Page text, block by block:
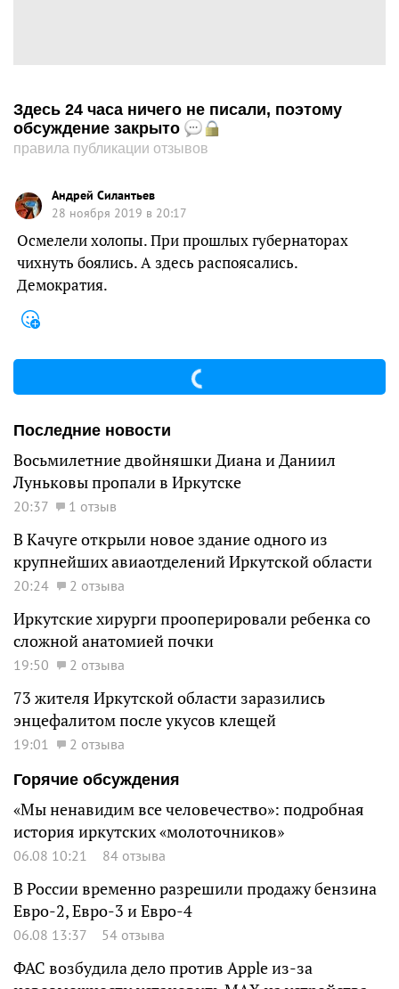
Здесь 24 часа ничего не писали, поэтому
обсуждение закрыто
правила публикации отзывов
Андрей Силантьев
28 ноября 2019 в 20:17
Осмелели холопы. При прошлых губернаторах
чихнуть боялись. А здесь распоясались.
Демократия.
Последние новости
Восьмилетние двойняшки Диана и Даниил
Луньковы пропали в Иркутске
20:37 1 отзыв
В Качуге открыли новое здание одного из
крупнейших авиаотделений Иркутской области
20:24 2 отзыва
Иркутские хирурги прооперировали ребенка со
сложной анатомией почки
19:50 2 отзыва
73 жителя Иркутской области заразились
энцефалитом после укусов клещей
19:01
2 отзыва
Горячие обсуждения
«Мы ненавидим все человечество»: подробная
история иркутских «молоточников»
06.08 10:21 84 отзыва
В России временно разрешили продажу бензина
Евро-2, Евро-3 и Евро-4
06.08 13:37 54 отзыва
ФАС возбудила дело против Apple из-за